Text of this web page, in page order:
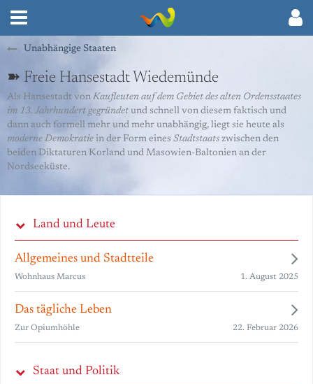
Unabhängige Staaten
➽ Freie Hansestadt Wiedemünde
Als Hansestadt von Kaufleuten auf dem Gebiet des alten Ordensstaates
im 13. Jahrhundert gegründet und schnell von diesem faktisch und
dann auch formell mehr und mehr unabhängig, liegt sie heute als
moderne Demokratie in der Form eines Stadtstaats zwischen den
beiden Diktaturen Korland und Masowien-Baltonien an der
Nordseeküste.
Land und Leute
Allgemeines und Stadtteile
Wohnhaus Marcus 1. August 2025
Das tägliche Leben
Zur Opiumhöhle 22. Februar 2026
Staat und Politik